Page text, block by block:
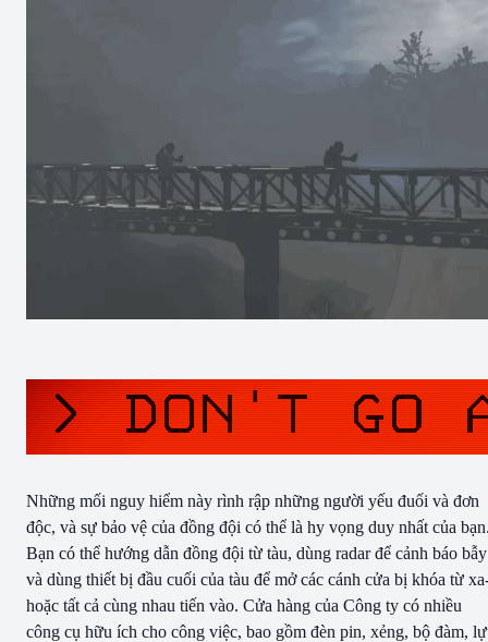
Những mối nguy hiểm này rình rập những người yếu đuối và đơn
độc, và sự bảo vệ của đồng đội có thể là hy vọng duy nhất của
Bạn có thể hướng dẫn đồng đội từ tàu, dùng radar để cảnh báo bẫy
và dùng thiết bị đầu cuối của tàu để mở các cánh cửa bị khóa từ
hoặc tất cả cùng nhau tiến vào. Cửa hàng của Công ty có nhiều
công cụ hữu ích cho công việc, bao gồm đèn pin, xẻng, bộ đàm,